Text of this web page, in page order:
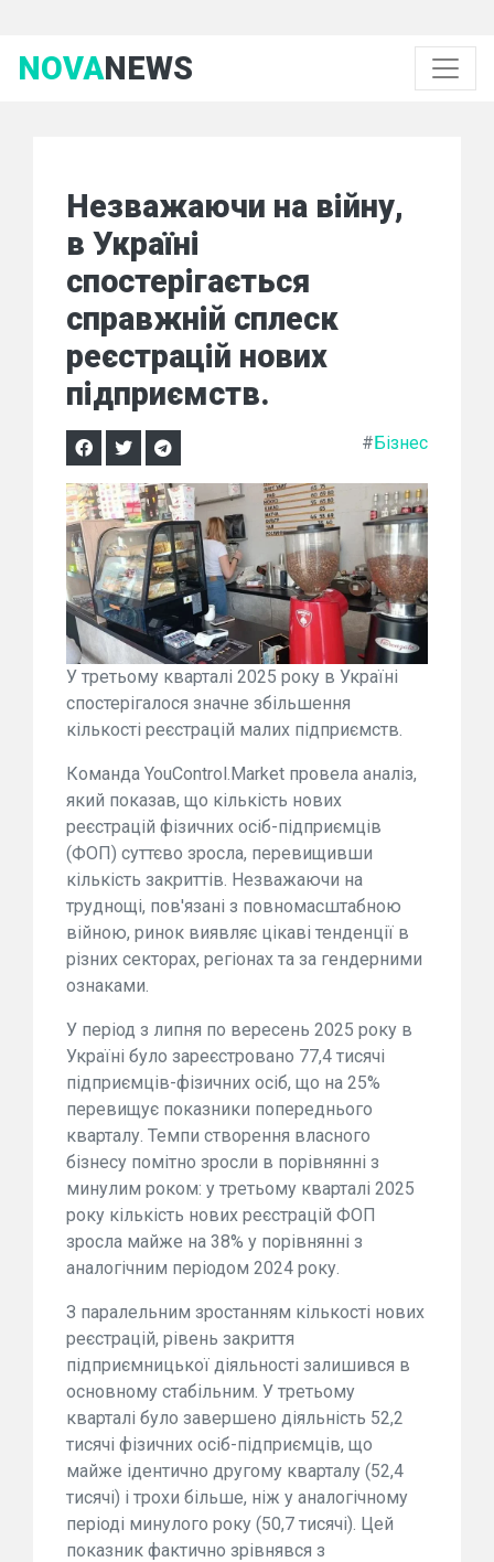
NOVANEWS
Незважаючи на війну,
в Україні
спостерігається
справжній сплеск
реєстрацій нових
підприємств.
#Бізнес
У третьому кварталі 2025 року в Україні
спостерігалося значне збільшення
кількості реєстрацій малих підприємств.
Команда YouControl.Market провела аналіз,
який показав, що кількість нових
реєстрацій фізичних осіб-підприємців
(ФОП) суттєво зросла, перевищивши
кількість закриттів. Незважаючи на
труднощі, пов'язані з повномасштабною
війною, ринок виявляє цікаві тенденції в
різних секторах, регіонах та за гендерними
ознаками.
У період з липня по вересень 2025 року в
Україні було зареєстровано 77,4 тисячі
підприємців-фізичних осіб, що на 25%
перевищує показники попереднього
кварталу. Темпи створення власного
бізнесу помітно зросли в порівнянні з
минулим роком: у третьому кварталі 2025
року кількість нових реєстрацій ФОП
зросла майже на 38% у порівнянні з
аналогічним періодом 2024 року.
З паралельним зростанням кількості нових
реєстрацій, рівень закриття
підприємницької діяльності залишився в
основному стабільним. У третьому
кварталі було завершено діяльність 52,2
тисячі фізичних осіб-підприємців, що
майже ідентично другому кварталу (52,4
тисячі) і трохи більше, ніж у аналогічному
періоді минулого року (50,7 тисячі). Цей
показник фактично зрівнявся з